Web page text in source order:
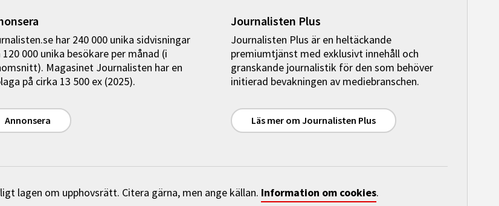
har 240 000 unika sidvisningar
120 000 unika besökare per månad (i
Magasinet Journalisten har en
på cirka 13 500 ex (2025).
Annonsera
Journalisten Plus
Journalisten Plus är en heltäckande
premiumtjänst med exklusivt innehåll och
granskande journalistik för den som behöver
initierad bevakningen av mediebranschen.
Läs mer om Journalisten Plus
lagen om upphovsrätt. Citera gärna, men ange källan. Information om cookies.